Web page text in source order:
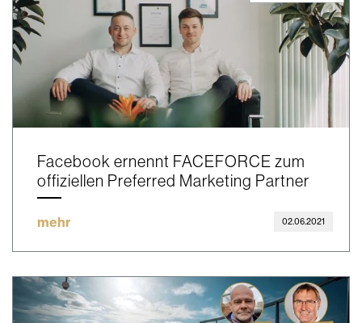
Facebook ernennt FACEFORCE zum
offiziellen Preferred Marketing Partner
mehr 02.06.2021